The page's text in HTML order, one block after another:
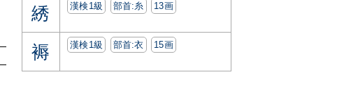
綉 漢検1級 部首:⽷ 13画
褥 漢検1級 部首:⾐ 15画